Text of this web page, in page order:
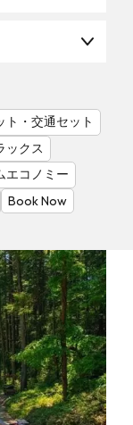
ト・交通セット
ックス
エコノミー
Book Now